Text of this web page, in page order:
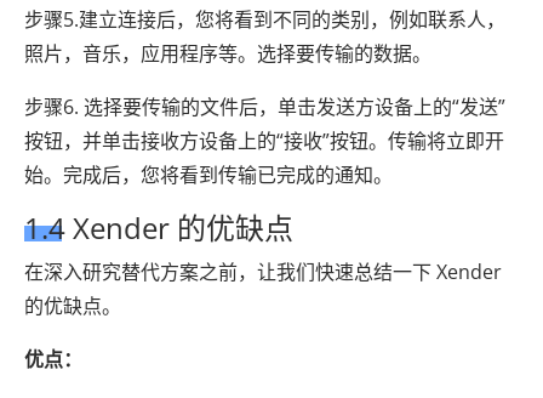
步骤5.建立连接后，您将看到不同的类别，例如联系人，
照片，音乐，应用程序等。选择要传输的数据。
步骤6. 选择要传输的文件后，单击发送方设备上的“发送”
按钮，并单击接收方设备上的“接收”按钮。传输将立即开
始。完成后，您将看到传输已完成的通知。
1.4 Xender 的优缺点
在深入研究替代方案之前，让我们快速总结一下 Xender
的优缺点。
优点：